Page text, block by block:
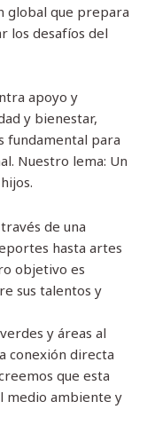
global que prepara
los desafíos del
apoyo y
y bienestar,
fundamental para
Nuestro lema: Un
de una
hasta artes
objetivo es
sus talentos y
y áreas al
conexión directa
que esta
medio ambiente y